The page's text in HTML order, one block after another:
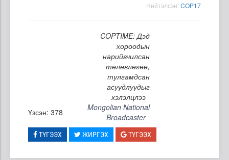
Нийтэлсэн: COP17
COPTIME: Дэд
хороодын
нарийвчилсан
төлөвлөгөө,
тулгамдсан
асуудлуудыг
хэлэлцлээ
Үзсэн: 378
Mongolian National
Broadcaster
ТҮГЭЭХ ЖИРГЭХ ТҮГЭЭХ